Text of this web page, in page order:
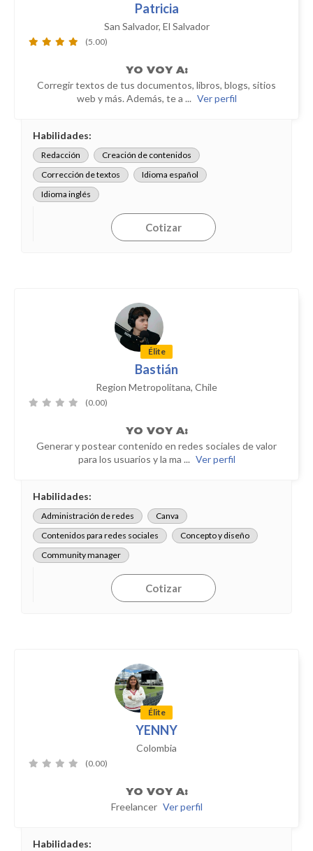
Patricia
San Salvador, El Salvador
(5.00)
YO VOY A:
Corregir textos de tus documentos, libros, blogs, sitios
web y más. Además, te a ... Ver perfil
Habilidades:
Redacción
Creación de contenidos
Corrección de textos
Idioma español
Idioma inglés
Cotizar
Élite
Bastián
Region Metropolitana, Chile
(0.00)
YO VOY A:
Generar y postear contenido en redes sociales de valor
para los usuarios y la ma ... Ver perfil
Habilidades:
Administración de redes
Canva
Contenidos para redes sociales
Concepto y diseño
Community manager
Cotizar
Élite
YENNY
Colombia
(0.00)
YO VOY A:
Freelancer Ver perfil
Habilidades: